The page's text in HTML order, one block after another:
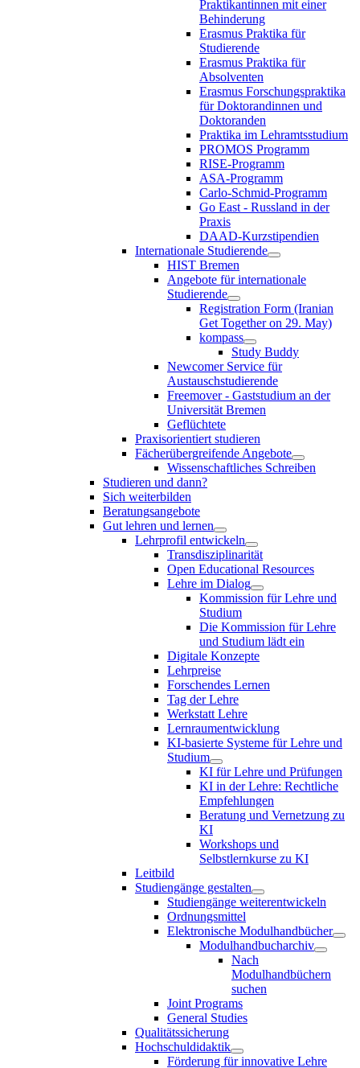
Praktikantinnen mit einer
Behinderung
Erasmus Praktika für
Studierende
Erasmus Praktika für
Absolventen
Erasmus Forschungspraktika
für Doktorandinnen und
Doktoranden
Praktika im Lehramtsstudium
PROMOS Programm
RISE-Programm
ASA-Programm
Carlo-Schmid-Programm
Go East - Russland in der
Praxis
DAAD-Kurzstipendien
Internationale Studierende
HIST Bremen
Angebote für internationale
Studierende
Registration Form (Iranian
Get Together on 29. May)
kompass
Study Buddy
Newcomer Service für
Austauschstudierende
Freemover - Gaststudium an der
Universität Bremen
Geflüchtete
Praxisorientiert studieren
Fächerübergreifende Angebote
Wissenschaftliches Schreiben
Studieren und dann?
Sich weiterbilden
Beratungsangebote
Gut lehren und lernen
Lehrprofil entwickeln
Transdisziplinarität
Open Educational Resources
Lehre im Dialog
Kommission für Lehre und
Studium
Die Kommission für Lehre
und Studium lädt ein
Digitale Konzepte
Lehrpreise
Forschendes Lernen
Tag der Lehre
Werkstatt Lehre
Lernraumentwicklung
KI-basierte Systeme für Lehre und
Studium
KI für Lehre und Prüfungen
KI in der Lehre: Rechtliche
Empfehlungen
Beratung und Vernetzung zu
KI
Workshops und
Selbstlernkurse zu KI
Leitbild
Studiengänge gestalten
Studiengänge weiterentwickeln
Ordnungsmittel
Elektronische Modulhandbücher
Modulhandbucharchiv
Nach
Modulhandbüchern
suchen
Joint Programs
General Studies
Qualitätssicherung
Hochschuldidaktik
Förderung für innovative Lehre